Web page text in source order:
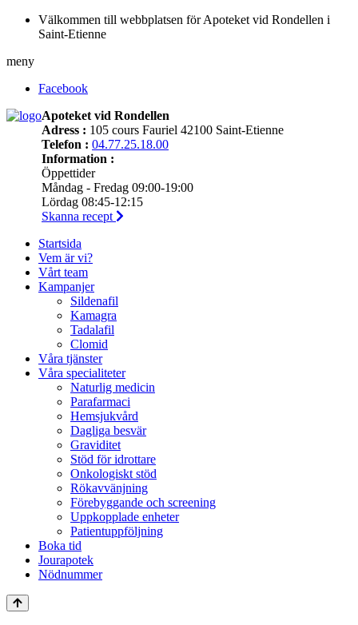
Välkommen till webbplatsen för Apoteket vid Rondellen i
Saint-Etienne
meny
Facebook
Apoteket vid Rondellen
Adress : 105 cours Fauriel 42100 Saint-Etienne
Telefon : 04.77.25.18.00
Information :
Öppettider
Måndag - Fredag 09:00-19:00
Lördag 08:45-12:15
Skanna recept
Startsida
Vem är vi?
Vårt team
Kampanjer
Sildenafil
Kamagra
Tadalafil
Clomid
Våra tjänster
Våra specialiteter
Naturlig medicin
Parafarmaci
Hemsjukvård
Dagliga besvär
Graviditet
Stöd för idrottare
Onkologiskt stöd
Rökavvänjning
Förebyggande och screening
Uppkopplade enheter
Patientuppföljning
Boka tid
Jourapotek
Nödnummer